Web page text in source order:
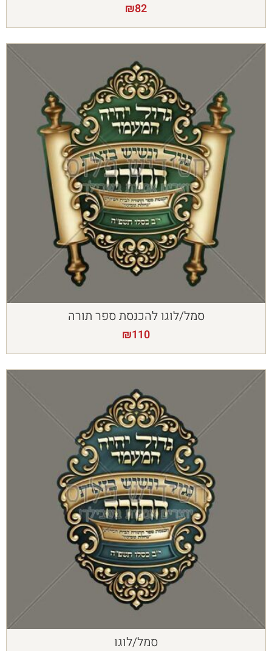
₪82
סמל/לוגו להכנסת ספר תורה
₪110
סמל/לוגו